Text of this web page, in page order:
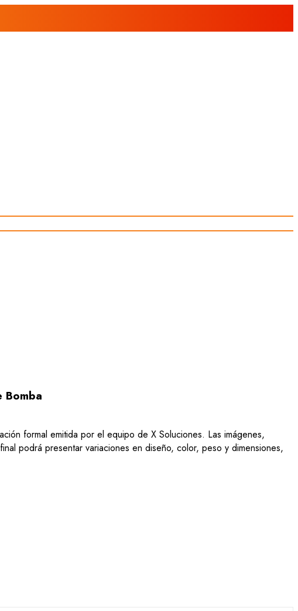
Bomba
formal emitida por el equipo de X Soluciones. Las imágenes,
podrá presentar variaciones en diseño, color, peso y dimensiones,